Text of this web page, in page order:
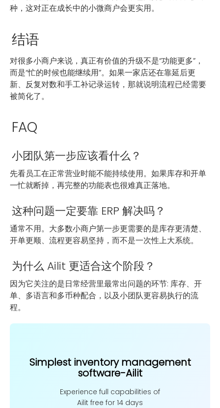
种，这对正在成长中的小微商户会更实用。
结语
对很多小商户来说，真正有价值的升级不是“功能更多”，
而是“忙的时候也能继续用”。如果一家店还在靠延后更
新、反复对数和手工补记录运转，那就说明流程已经需要
被简化了。
FAQ
小团队第一步应该看什么？
先看员工在正常营业时能不能持续使用。如果库存和开单
一忙就断掉，再完整的功能表也很难真正落地。
这种问题一定要靠 ERP 解决吗？
通常不用。大多数小商户第一步更需要的是库存更清楚、
开单更顺、流程更容易坚持，而不是一次性上大系统。
为什么 Ailit 更适合这个阶段？
因为它关注的是日常经营里最常出问题的环节: 库存、开
单、多语言和多币种配合，以及小团队更容易执行的流
程。
Simplest inventory management
software-Ailit
Experience full capabilities of
Ailit free for 14 days